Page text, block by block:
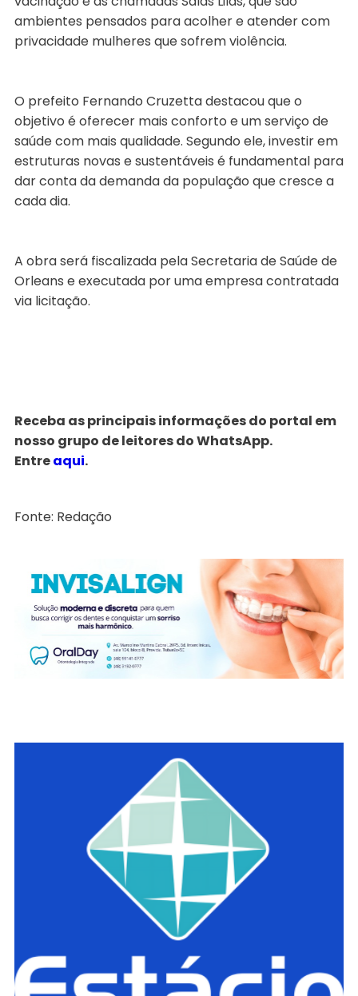
ambientes pensados para acolher e atender com
privacidade mulheres que sofrem violência.
O prefeito Fernando Cruzetta destacou que o
objetivo é oferecer mais conforto e um serviço de
saúde com mais qualidade. Segundo ele, investir em
estruturas novas e sustentáveis é fundamental para
dar conta da demanda da população que cresce a
cada dia.
A obra será fiscalizada pela Secretaria de Saúde de
Orleans e executada por uma empresa contratada
via licitação.
Receba as principais informações do portal em
nosso grupo de leitores do WhatsApp.
Entreaqui.
Fonte: Redação